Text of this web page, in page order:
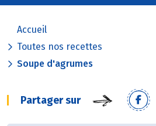
Accueil
Toutes nos recettes
Soupe d'agrumes
Partager sur